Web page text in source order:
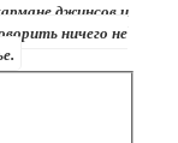
джинсов и
ничего не